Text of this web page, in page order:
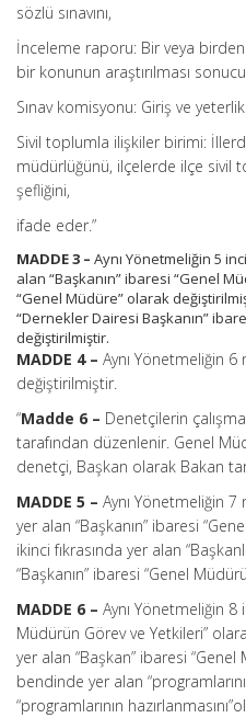
sözlü sınavını,
İnceleme raporu: Bir veya
bir konunun araştırılması
Sınav komisyonu: Giriş ve
Sivil toplumla ilişkiler birimi:
müdürlüğünü, ilçelerde ilçe sivil
şefliğini,
ifade eder.”
MADDE 3 – Aynı Yönetmeliğin 5
alan “Başkanın” ibaresi “Genel
“Genel Müdüre” olarak
“Dernekler Dairesi Başkanın”
değiştirilmiştir.
MADDE 4 – Aynı Yönetmeliğin 6
değiştirilmiştir.
“Madde 6 – Denetçilerin
tarafından düzenlenir. Genel
denetçi, Başkan olarak Bakan
MADDE 5 – Aynı Yönetmeliğin
yer alan “Başkanın” ibaresi
ikinci fıkrasında yer alan
“Başkanın” ibaresi “Genel
MADDE 6 – Aynı Yönetmeliğin 8
Müdürün Görev ve Yetkileri”
yer alan “Başkan” ibaresi “Genel
bendinde yer alan
“programlarının